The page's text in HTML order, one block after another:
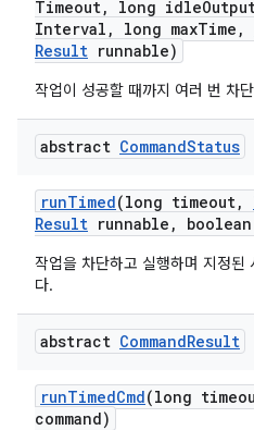
Timeout, long idle
Interval , long maxTime ,
Result runnable)
작업이 성공할 때까지 여러 번 차
abstract CommandStatus
runTimed(long timeout,
Result runnable ,
작업을 차단하고 실행하며 지정된
다.
abstract CommandResult
runTimedCmd(long
command)